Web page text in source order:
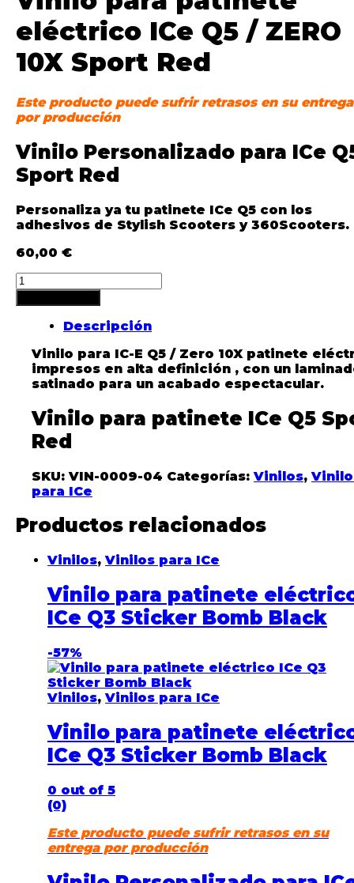
eléctrico ICe Q5 / ZERO
10X Sport Red
Este producto puede sufrir retrasos en su entrega
por producción
Vinilo Personalizado para ICe
Sport Red
Personaliza ya tu patinete ICe Q5 con los
adhesivos de Stylish Scooters y 360Scooters.
60,00 €
Descripción
Vinilo para IC-E Q5 / Zero 10X patinete
impresos en alta definición , con un
satinado para un acabado espectacular.
Vinilo para patinete ICe Q5
Red
SKU:VIN-0009-04 Categorías:Vinilos,
para ICe
Productos relacionados
Vinilos,Vinilos para ICe
Vinilo para patinete
ICe Q3 Sticker Bomb Black
-57%
Vinilos,Vinilos para ICe
Vinilo para patinete
ICe Q3 Sticker Bomb Black
0 out of 5
(0)
Este producto puede sufrir retrasos en su
entrega por producción